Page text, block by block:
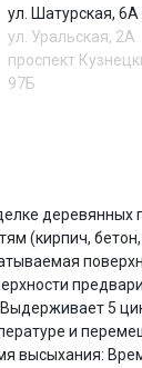
ул. Шатурская, 6А
ул. Уральская, 2А
проспект
97Б
деревянных
(кирпич,
5
и
высыхания: